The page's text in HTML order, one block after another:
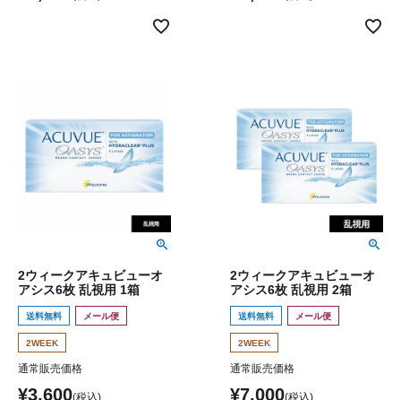
2ウィークアキュビューオ
アシス6枚 乱視用 1箱
送料無料 メール便
2WEEK
通常販売価格
¥3,600
2ウィークアキュビューオ
アシス6枚 乱視用 2箱
送料無料 メール便
2WEEK
通常販売価格
¥7,000